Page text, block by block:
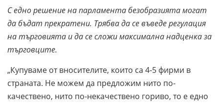
С едно решение на парламента безобразията могат
да бъдат прекратени. Трябва да се въведе регулация
на търговията и да се сложи максимална надценка за
търговците.
„Купуваме от вносителите, които са 4-5 фирми в
страната. Не можем да предложим нито по-
качествено, нито по-некачествено гориво, то е едно